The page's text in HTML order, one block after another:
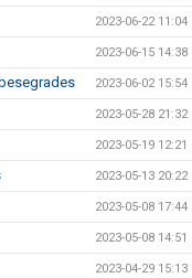
2023-06-22 11:04
2023-06-15 14:38
2023-06-02 15:54
2023-05-28 21:32
2023-05-19 12:21
2023-05-13 20:22
2023-05-08 17:44
2023-05-08 14:51
2023-04-29 15:13